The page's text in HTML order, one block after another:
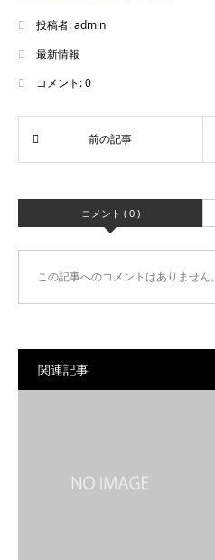
投稿者:admin
最新情報
コメント:0
コメント ( 0 )
この記事へのコメントはありません。
関連記事